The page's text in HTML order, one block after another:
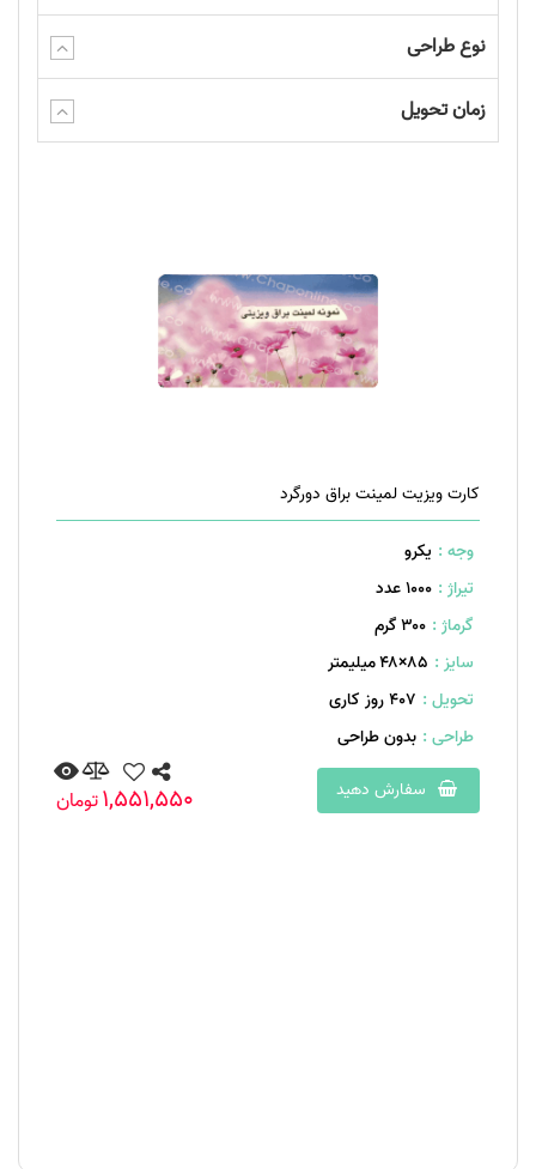
نوع طراحی
زمان تحویل
کارت ویزیت لمینت براق دورگرد
وجه : یکرو
تیراژ : 1000 عدد
گرماژ : ۳۰۰ گرم
سایز : ۸۵×۴۸ میلیمتر
تحویل : 407 روز کاری
طراحی : بدون طراحی
سفارش دهید
1,551,550تومان